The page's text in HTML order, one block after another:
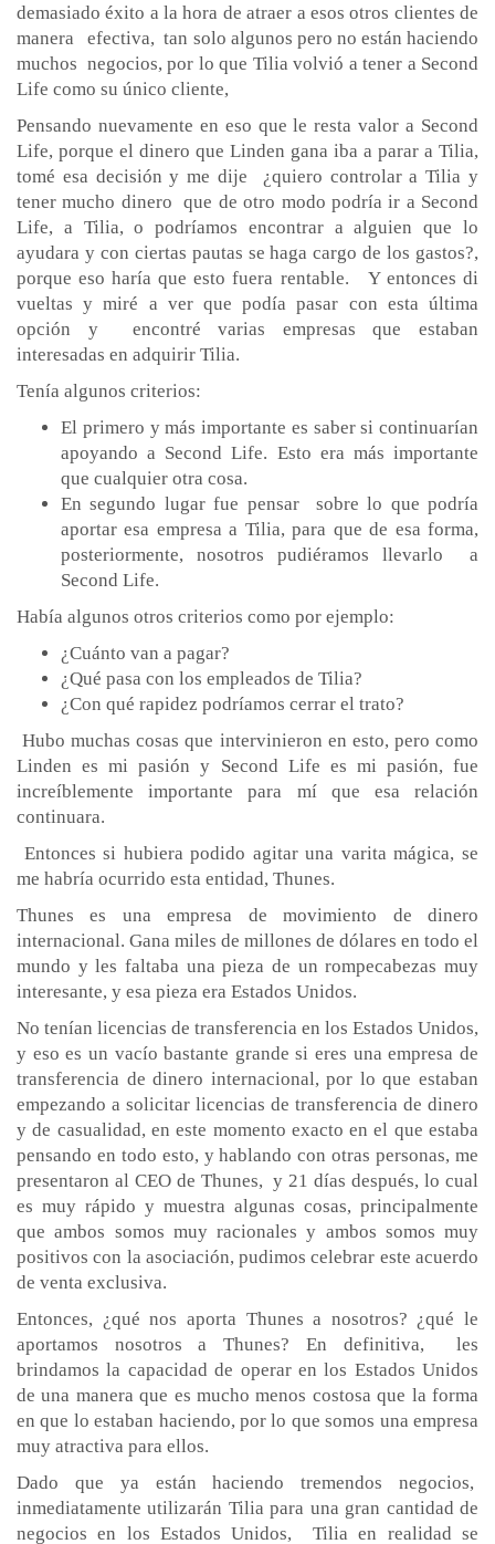
demasiado éxito a la hora de atraer a esos otros clientes de
manera efectiva, tan solo algunos pero no están haciendo
muchos negocios, por lo que Tilia volvió a tener a Second
Life como su único cliente,
Pensando nuevamente en eso que le resta valor a Second
Life, porque el dinero que Linden gana iba a parar a Tilia,
tomé esa decisión y me dije ¿quiero controlar a Tilia y
tener mucho dinero que de otro modo podría ir a Second
Life, a Tilia, o podríamos encontrar a alguien que lo
ayudara y con ciertas pautas se haga cargo de los gastos?,
porque eso haría que esto fuera rentable. Y entonces di
vueltas y miré a ver que podía pasar con esta última
opción y encontré varias empresas que estaban
interesadas en adquirir Tilia.
Tenía algunos criterios:
El primero y más importante es saber si continuarían
apoyando a Second Life. Esto era más importante
que cualquier otra cosa.
En segundo lugar fue pensar sobre lo que podría
aportar esa empresa a Tilia, para que de esa forma,
posteriormente, nosotros pudiéramos llevarlo a
Second Life.
Había algunos otros criterios como por ejemplo:
¿Cuánto van a pagar?
¿Qué pasa con los empleados de Tilia?
¿Con qué rapidez podríamos cerrar el trato?
Hubo muchas cosas que intervinieron en esto, pero como
Linden es mi pasión y Second Life es mi pasión, fue
increíblemente importante para mí que esa relación
continuara.
Entonces si hubiera podido agitar una varita mágica, se
me habría ocurrido esta entidad, Thunes.
Thunes es una empresa de movimiento de dinero
internacional. Gana miles de millones de dólares en todo el
mundo y les faltaba una pieza de un rompecabezas muy
interesante, y esa pieza era Estados Unidos.
No tenían licencias de transferencia en los Estados Unidos,
y eso es un vacío bastante grande si eres una empresa de
transferencia de dinero internacional, por lo que estaban
empezando a solicitar licencias de transferencia de dinero
y de casualidad, en este momento exacto en el que estaba
pensando en todo esto, y hablando con otras personas, me
presentaron al CEO de Thunes, y 21 días después, lo cual
es muy rápido y muestra algunas cosas, principalmente
que ambos somos muy racionales y ambos somos muy
positivos con la asociación, pudimos celebrar este acuerdo
de venta exclusiva.
Entonces, ¿qué nos aporta Thunes a nosotros? ¿qué le
aportamos nosotros a Thunes? En definitiva, les
brindamos la capacidad de operar en los Estados Unidos
de una manera que es mucho menos costosa que la forma
en que lo estaban haciendo, por lo que somos una empresa
muy atractiva para ellos.
Dado que ya están haciendo tremendos negocios,
inmediatamente utilizarán Tilia para una gran cantidad de
negocios en los Estados Unidos, Tilia en realidad se